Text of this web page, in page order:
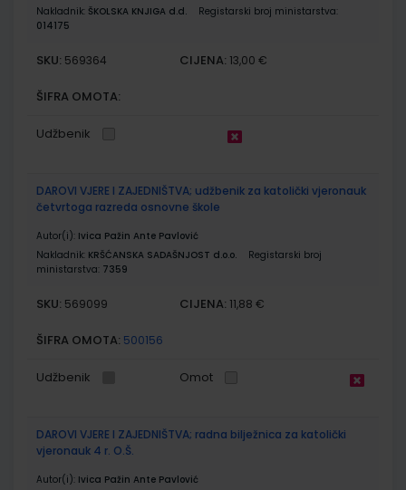
Nakladnik: ŠKOLSKA KNJIGA d.d.
Registarski broj ministarstva:
014175
SKU: 569364 CIJENA: 13,00 €
ŠIFRA OMOTA:
Udžbenik
DAROVI VJERE I ZAJEDNIŠTVA; udžbenik za katolički vjeronauk
četvrtoga razreda osnovne škole
Autor(i): Ivica Pažin Ante Pavlović
Nakladnik: KRŠĆANSKA SADAŠNJOST d.o.o.
Registarski broj
ministarstva: 7359
SKU: 569099 CIJENA: 11,88 €
ŠIFRA OMOTA: 500156
Udžbenik Omot
DAROVI VJERE I ZAJEDNIŠTVA; radna bilježnica za katolički
vjeronauk 4 r. O.Š.
Autor(i): Ivica Pažin Ante Pavlović